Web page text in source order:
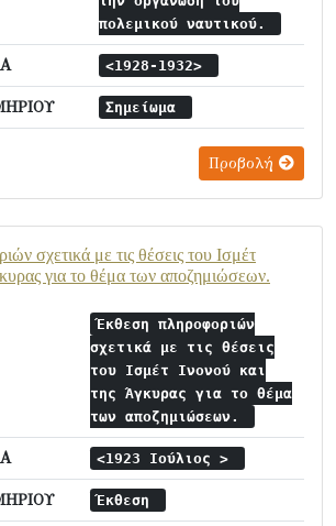
πολεμικού ναυτικού.
<1928-1932>
Σημείωμα
Προβολή
σχετικά με τις θέσεις του Ισμέτ
για το θέμα των αποζημιώσεων.
Έκθεση πληροφοριών
σχετικά με τις θέσεις
του Ισμέτ Ινονού και
της Άγκυρας για το θέμα
των αποζημιώσεων.
<1923 Ιούλιος >
Έκθεση